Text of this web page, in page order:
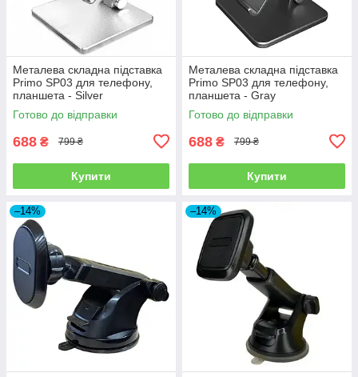
Металева складна підставка
Primo SP03 для телефону,
планшета - Silver
Готово до відправки
688 ₴ 799 ₴
Купити
Металева складна підставка
Primo SP03 для телефону,
планшета - Gray
Готово до відправки
688 ₴ 799 ₴
Купити
–14% –14%